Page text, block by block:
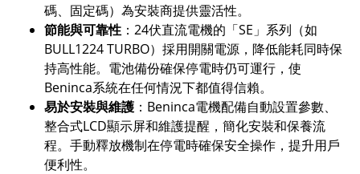
碼、固定碼）為安裝商提供靈活性。
節能與可靠性 ：24伏直流電機的「SE」系列（如
BULL1224 TURBO）採用開關電源，降低能耗同時保
持高性能。電池備份確保停電時仍可運行，使
Beninca系統在任何情況下都值得信賴。
易於安裝與維護 ：Beninca電機配備自動設置參數、
整合式LCD顯示屏和維護提醒，簡化安裝和保養流
程。手動釋放機制在停電時確保安全操作，提升用戶
便利性。